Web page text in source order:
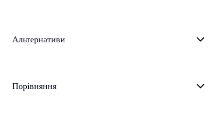
Альтернативи
Порівняння